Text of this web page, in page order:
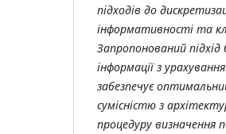
підходів до
інформативності та
Запропонований підхід
інформації з
забезпечує
сумісністю з
процедуру визначення